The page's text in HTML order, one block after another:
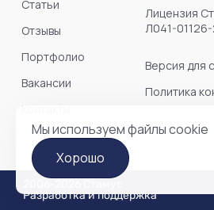
Мы используем файлы cookie
Хорошо
Статьи
Отзывы
Портфолио
Вакансии
Контакты
Лицензия
Л041-
Версия для
Политика
Разработка и поддержка